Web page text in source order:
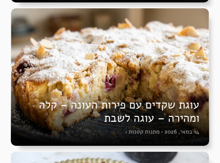
עוגת שקדים עם פירות העונה – קלה
ומהירה – עוגה לשבת
14 במאי, 2026 • מתנות קטנות •